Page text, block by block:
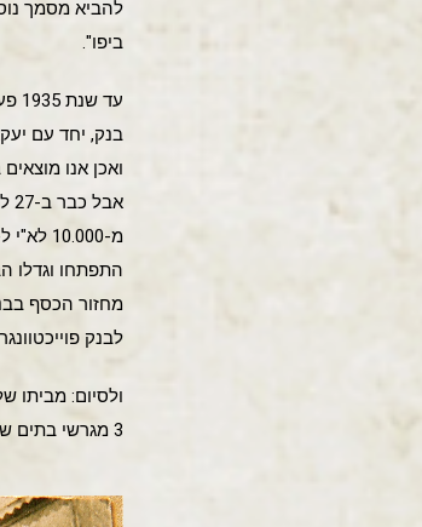
ביפו".
לבנק פוייכטוונגר, אלרן
3 מגרשי בתים של אחוזת בית. ומגרשו של סבא הפך לרחבה שלפני הבנין הגבוה והמודרני שנבנה במקום (שמוליק תגר) .